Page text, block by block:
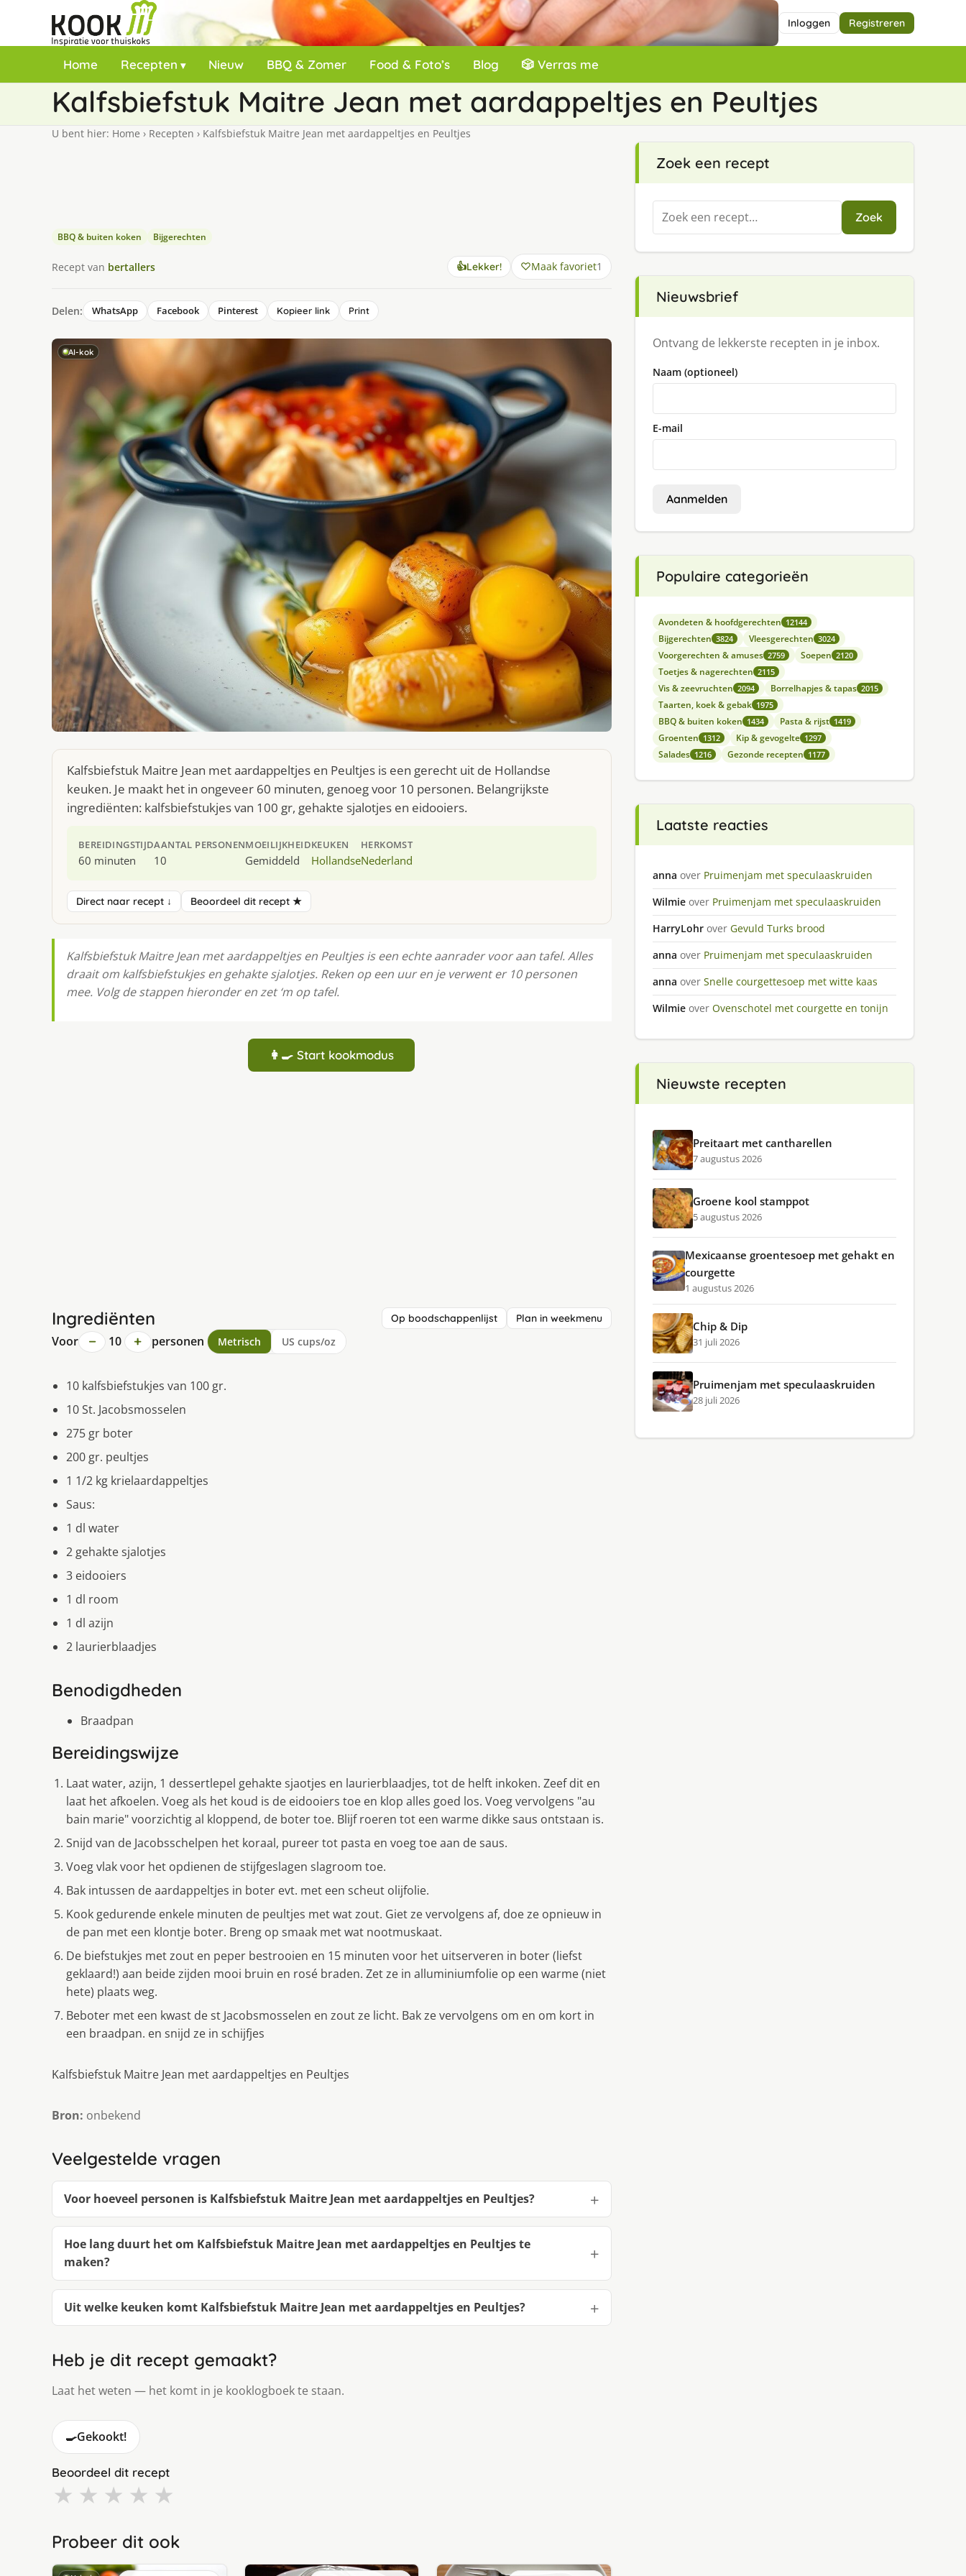
Inloggen Registreren
Home Recepten Nieuw BBQ & Zomer Food & Foto’s Blog 🎲 Verras me
Kalfsbiefstuk Maitre Jean met aardappeltjes en Peultjes
U bent hier: Home › Recepten › Kalfsbiefstuk Maitre Jean met aardappeltjes en Peultjes
BBQ & buiten koken Bijgerechten
Recept van bertallers 👍Lekker! Maak favoriet1
Delen: WhatsApp Facebook Pinterest Kopieer link Print
AI-kok
Kalfsbiefstuk Maitre Jean met aardappeltjes en Peultjes is een gerecht uit de Hollandse
keuken. Je maakt het in ongeveer 60 minuten, genoeg voor 10 personen. Belangrijkste
ingrediënten: kalfsbiefstukjes van 100 gr, gehakte sjalotjes en eidooiers.
BEREIDINGSTIJD
60 minuten
AANTAL PERSONEN
10
MOEILIJKHEID
Gemiddeld
KEUKEN
Hollandse
HERKOMST
Nederland
Direct naar recept ↓ Beoordeel dit recept ★
Kalfsbiefstuk Maitre Jean met aardappeltjes en Peultjes is een echte aanrader voor aan tafel. Alles
draait om kalfsbiefstukjes en gehakte sjalotjes. Reken op een uur en je verwent er 10 personen
mee. Volg de stappen hieronder en zet ‘m op tafel.
👩‍🍳 Start kookmodus
Ingrediënten Op boodschappenlijst Plan in weekmenu
Voor − 10 + personen Metrisch US cups/oz
10 kalfsbiefstukjes van 100 gr.
10 St. Jacobsmosselen
275 gr boter
200 gr. peultjes
1 1/2 kg krielaardappeltjes
Saus:
1 dl water
2 gehakte sjalotjes
3 eidooiers
1 dl room
1 dl azijn
2 laurierblaadjes
Benodigdheden
Braadpan
Bereidingswijze
Laat water, azijn, 1 dessertlepel gehakte sjaotjes en laurierblaadjes, tot de helft inkoken. Zeef dit en
laat het afkoelen. Voeg als het koud is de eidooiers toe en klop alles goed los. Voeg vervolgens "au
bain marie" voorzichtig al kloppend, de boter toe. Blijf roeren tot een warme dikke saus ontstaan is.
Snijd van de Jacobsschelpen het koraal, pureer tot pasta en voeg toe aan de saus.
Voeg vlak voor het opdienen de stijfgeslagen slagroom toe.
Bak intussen de aardappeltjes in boter evt. met een scheut olijfolie.
Kook gedurende enkele minuten de peultjes met wat zout. Giet ze vervolgens af, doe ze opnieuw in
de pan met een klontje boter. Breng op smaak met wat nootmuskaat.
De biefstukjes met zout en peper bestrooien en 15 minuten voor het uitserveren in boter (liefst
geklaard!) aan beide zijden mooi bruin en rosé braden. Zet ze in alluminiumfolie op een warme (niet
hete) plaats weg.
Beboter met een kwast de st Jacobsmosselen en zout ze licht. Bak ze vervolgens om en om kort in
een braadpan. en snijd ze in schijfjes
Kalfsbiefstuk Maitre Jean met aardappeltjes en Peultjes
Bron: onbekend
Veelgestelde vragen
Voor hoeveel personen is Kalfsbiefstuk Maitre Jean met aardappeltjes en Peultjes?
Hoe lang duurt het om Kalfsbiefstuk Maitre Jean met aardappeltjes en Peultjes te
maken?
Uit welke keuken komt Kalfsbiefstuk Maitre Jean met aardappeltjes en Peultjes?
Heb je dit recept gemaakt?
Laat het weten — het komt in je kooklogboek te staan.
🍳Gekookt!
Beoordeel dit recept
★ ★ ★ ★ ★
Probeer dit ook
Zoek een recept
Zoeken
naar:
Zoek
Nieuwsbrief
Ontvang de lekkerste recepten in je inbox.
Naam (optioneel)
E-mail
Aanmelden
Populaire categorieën
Avondeten & hoofdgerechten 12144
Bijgerechten 3824 Vleesgerechten 3024
Voorgerechten & amuses 2759 Soepen 2120
Toetjes & nagerechten 2115
Vis & zeevruchten 2094 Borrelhapjes & tapas 2015
Taarten, koek & gebak 1975
BBQ & buiten koken 1434 Pasta & rijst 1419
Groenten 1312 Kip & gevogelte 1297
Salades 1216 Gezonde recepten 1177
Laatste reacties
anna over Pruimenjam met speculaaskruiden
Wilmie over Pruimenjam met speculaaskruiden
HarryLohr over Gevuld Turks brood
anna over Pruimenjam met speculaaskruiden
anna over Snelle courgettesoep met witte kaas
Wilmie over Ovenschotel met courgette en tonijn
Nieuwste recepten
Preitaart met cantharellen
7 augustus 2026
Groene kool stamppot
5 augustus 2026
Mexicaanse groentesoep met gehakt en
courgette
1 augustus 2026
Chip & Dip
31 juli 2026
Pruimenjam met speculaaskruiden
28 juli 2026